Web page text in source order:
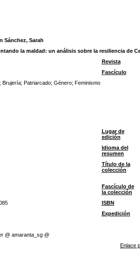
Sánchez, Sarah
la maldad: un análisis sobre la resiliencia de
Revista
Fascículo
Brujería; Patriarcado; Género; Feminismo
Lugar de
edición
Idioma del
resumen
Título de la
colección
Fascículo de
la colección
ISBN
Expedición
@ amaranta_sg @
Enlace